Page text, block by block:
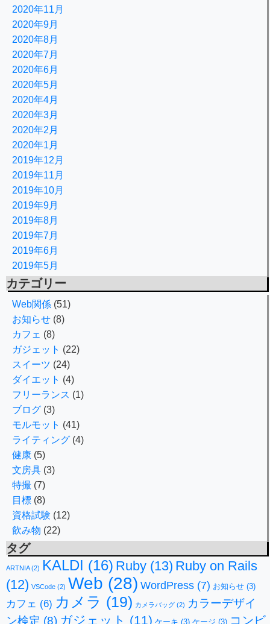
2020年11月
2020年9月
2020年8月
2020年7月
2020年6月
2020年5月
2020年4月
2020年3月
2020年2月
2020年1月
2019年12月
2019年11月
2019年10月
2019年9月
2019年8月
2019年7月
2019年6月
2019年5月
カテゴリー
Web関係 (51)
お知らせ (8)
カフェ (8)
ガジェット (22)
スイーツ (24)
ダイエット (4)
フリーランス (1)
ブログ (3)
モルモット (41)
ライティング (4)
健康 (5)
文房具 (3)
特撮 (7)
目標 (8)
資格試験 (12)
飲み物 (22)
タグ
ARTNIA(2) KALDI (16) Ruby (13) Ruby on Rails
(12) VSCode (2) Web (28) WordPress (7) お知らせ (3)
カフェ (6) カメラ (19) カメラバッグ (2) カラーデザイ
ン検定 (8) ガジェット (11) ケーキ (3) ケージ (3) コンビ